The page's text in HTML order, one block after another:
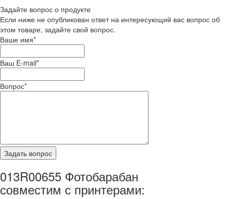
Задайте вопрос о продукте
Если ниже не опубликован ответ на интересующий вас вопрос об
этом товаре, задайте свой вопрос.
Ваше имя*
Ваш E-mail*
Вопрос*
013R00655 Фотобарабан
совместим с принтерами: